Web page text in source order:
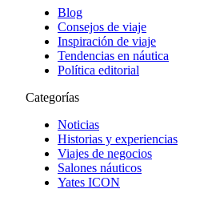
Blog
Consejos de viaje
Inspiración de viaje
Tendencias en náutica
Política editorial
Categorías
Noticias
Historias y experiencias
Viajes de negocios
Salones náuticos
Yates ICON